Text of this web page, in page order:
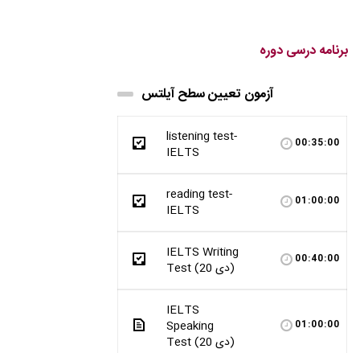
برنامه درسی دوره
آزمون تعیین سطح آیلتس
listening test-
IELTS
00:35:00
reading test-
IELTS
01:00:00
IELTS Writing
Test (20 دی)
00:40:00
IELTS
Speaking
Test (20 دی)
01:00:00